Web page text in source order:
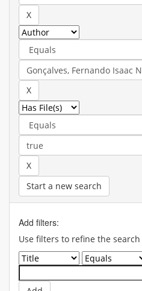
Start a new search
Add filters:
Use filters to refine the